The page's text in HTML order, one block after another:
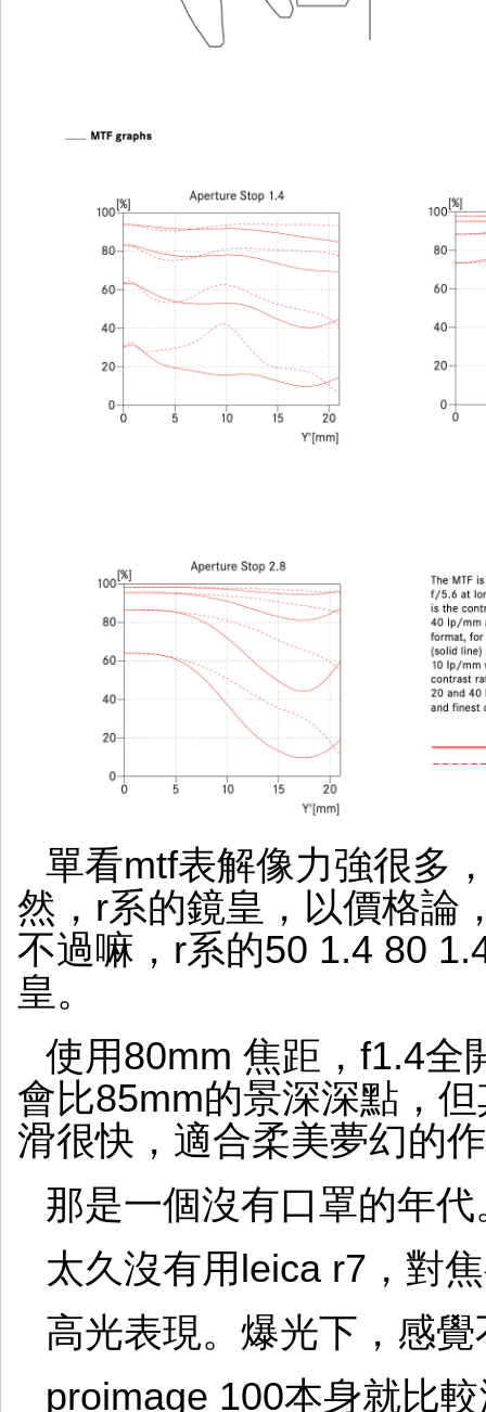
單看mtf表解像力強很多
然，r系的鏡皇，以價格論
不過嘛，r系的50 1.4 80
皇。
使用80mm 焦距，f1.4全
會比85mm的景深深點，
滑很快，適合柔美夢幻的
那是一個沒有口罩的年代
太久沒有用leica r7，對
高光表現。爆光下，感覺
proimage 100本身就比